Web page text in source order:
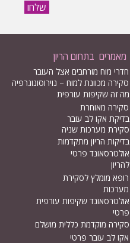
שלחו
מאמרים בתחום הריון
חדרי מוח מורחבים אצל העובר
סקירה מכוונת למוח – נוירוסונוגרפיה
מה זה שקיפות עורפית
סקירה מאוחרת
בדיקת אקו לב עובר
סקירת מערכות שניה
בדיקות הריון מתקדמות
אולטרסאונד פרטי
להריון
רופא מומלץ לסקירת
מערכות
אולטרסאונד שקיפות עורפית
פרטי
סקירה מוקדמת כללית מושלם
אקו לב עובר פרטי